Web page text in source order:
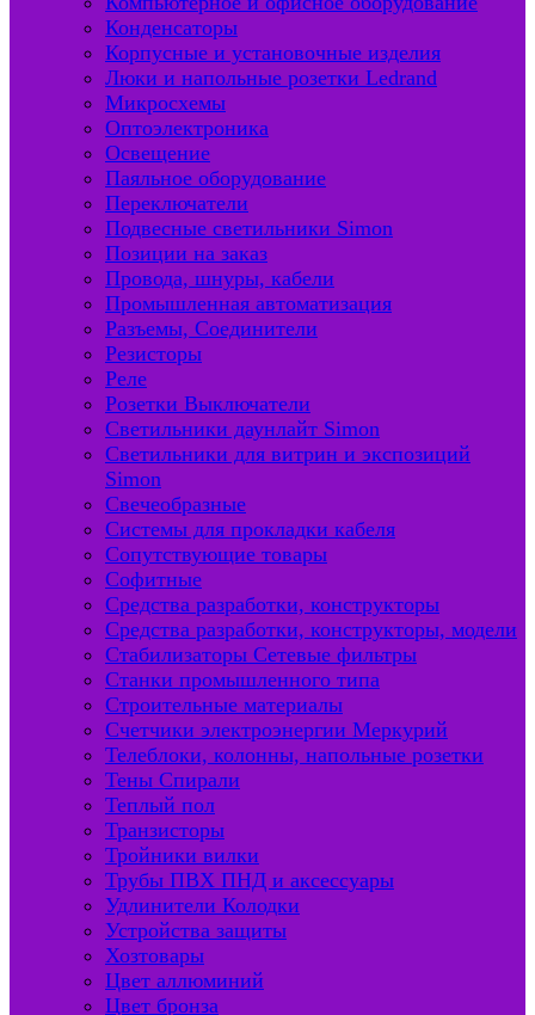
Конденсаторы
Корпусные и установочные изделия
Люки и напольные розетки Ledrand
Микросхемы
Оптоэлектроника
Освещение
Паяльное оборудование
Переключатели
Подвесные светильники Simon
Позиции на заказ
Провода, шнуры, кабели
Промышленная автоматизация
Разъемы, Соединители
Резисторы
Реле
Розетки Выключатели
Светильники даунлайт Simon
Светильники для витрин и экспозиций
Simon
Свечеобразные
Системы для прокладки кабеля
Сопутствующие товары
Софитные
Средства разработки, конструкторы
Средства разработки, конструкторы, модели
Стабилизаторы Сетевые фильтры
Станки промышленного типа
Строительные материалы
Счетчики электроэнергии Меркурий
Телеблоки, колонны, напольные розетки
Тены Спирали
Теплый пол
Транзисторы
Тройники вилки
Трубы ПВХ ПНД и аксессуары
Удлинители Колодки
Устройства защиты
Хозтовары
Цвет аллюминий
Цвет бронза